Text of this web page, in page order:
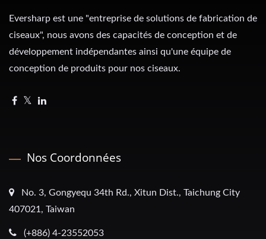
Eversharp est une "entreprise de solutions de fabrication de
ciseaux", nous avons des capacités de conception et de
développement indépendantes ainsi qu'une équipe de
conception de produits pour nos ciseaux.
Nos Coordonnées
No. 3, Gongyequ 34th Rd., Xitun Dist., Taichung City
407021, Taiwan
(+886) 4-23552053